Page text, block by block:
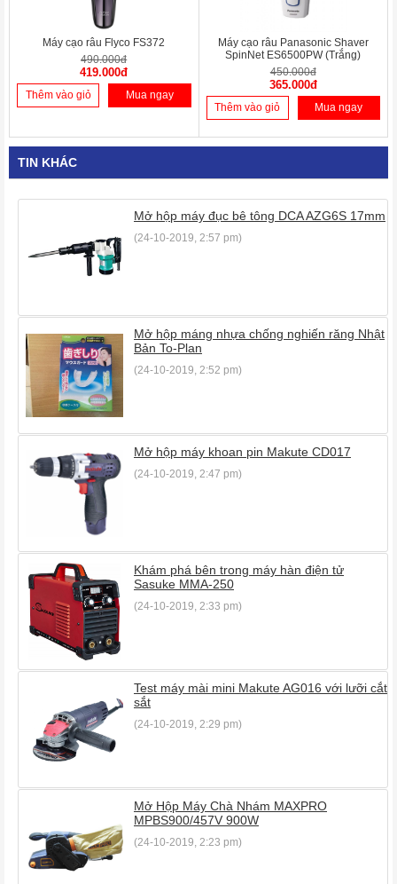
Máy cạo râu Flyco FS372
490.000đ
419.000đ
Thêm vào giỏ Mua ngay
Máy cạo râu Panasonic Shaver
SpinNet ES6500PW (Trắng)
450.000đ
365.000đ
Thêm vào giỏ Mua ngay
TIN KHÁC
Mở hộp máy đục bê tông DCA AZG6S 17mm
(24-10-2019, 2:57 pm)
Mở hộp máng nhựa chống nghiến răng Nhật
Bản To-Plan
(24-10-2019, 2:52 pm)
Mở hộp máy khoan pin Makute CD017
(24-10-2019, 2:47 pm)
Khám phá bên trong máy hàn điện tử
Sasuke MMA-250
(24-10-2019, 2:33 pm)
Test máy mài mini Makute AG016 với lưỡi cắt
sắt
(24-10-2019, 2:29 pm)
Mở Hộp Máy Chà Nhám MAXPRO
MPBS900/457V 900W
(24-10-2019, 2:23 pm)